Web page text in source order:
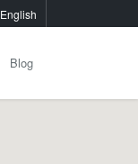
English
Blog